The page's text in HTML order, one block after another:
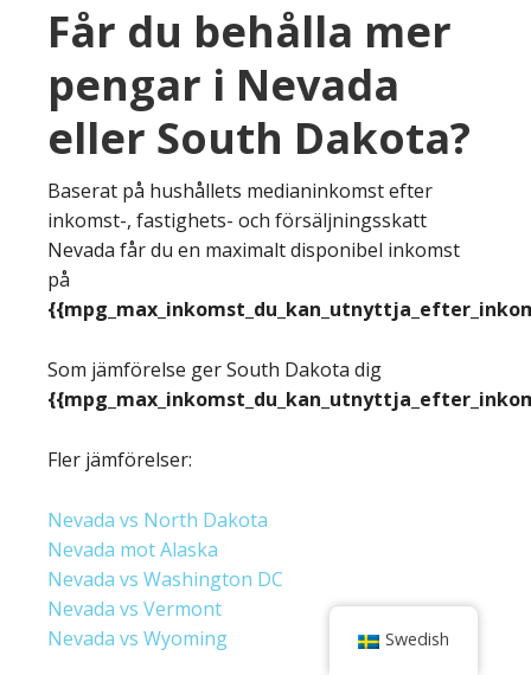
Får du behålla mer
pengar i Nevada
eller South Dakota?
Baserat på hushållets medianinkomst efter
inkomst-, fastighets- och försäljningsskatt
Nevada får du en maximalt disponibel inkomst
på
Som jämförelse ger South Dakota dig
Fler jämförelser:
Nevada vs North Dakota
Nevada mot Alaska
Nevada vs Washington DC
Nevada vs Vermont
Nevada vs Wyoming
Swedish